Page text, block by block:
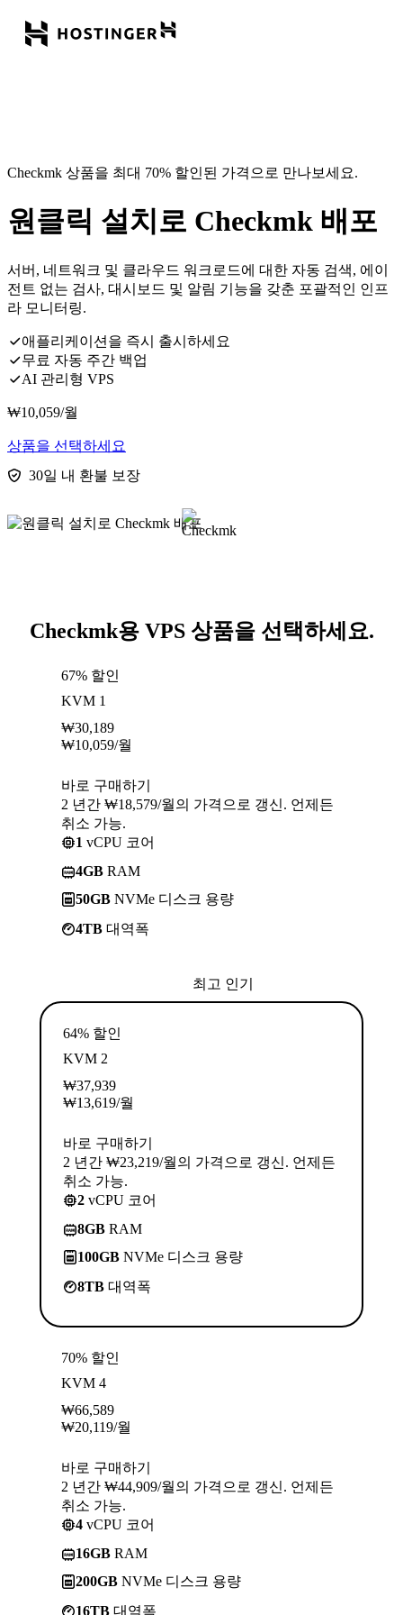
Checkmk 상품을 최대 70% 할인된 가격으로 만나보세요.
원클릭 설치로 Checkmk 배포
서버, 네트워크 및 클라우드 워크로드에 대한 자동 검색, 에이
전트 없는 검사, 대시보드 및 알림 기능을 갖춘 포괄적인 인프
라 모니터링.
애플리케이션을 즉시 출시하세요
무료 자동 주간 백업
AI 관리형 VPS
₩10,059/월
상품을 선택하세요
30일 내 환불 보장
Checkmk용 VPS 상품을 선택하세요.
67% 할인
KVM 1
₩30,189
₩10,059/월
바로 구매하기
2 년간 ₩18,579/월의 가격으로 갱신. 언제든
취소 가능.
1 vCPU 코어
4GB RAM
50GB NVMe 디스크 용량
4TB 대역폭
최고 인기
64% 할인
KVM 2
₩37,939
₩13,619/월
바로 구매하기
2 년간 ₩23,219/월의 가격으로 갱신. 언제든
취소 가능.
2 vCPU 코어
8GB RAM
100GB NVMe 디스크 용량
8TB 대역폭
70% 할인
KVM 4
₩66,589
₩20,119/월
바로 구매하기
2 년간 ₩44,909/월의 가격으로 갱신. 언제든
취소 가능.
4 vCPU 코어
16GB RAM
200GB NVMe 디스크 용량
16TB 대역폭